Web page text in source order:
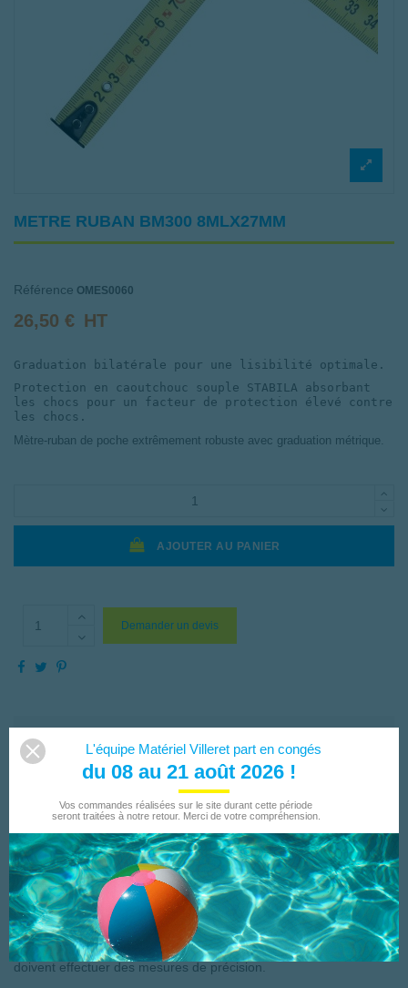
METRE RUBAN BM300 8MLX27MM
Référence OMES0060
26,50 € HT
Graduation bilatérale pour une lisibilité optimale.
Protection en caoutchouc souple STABILA absorbant
les chocs pour un facteur de protection élevé contre
les chocs.
Mètre-ruban de poche extrêmement robuste avec graduation métrique.
AJOUTER AU PANIER
Demander un devis
DESCRIPTION
Le mètre-ruban de poche STABILA BM 300 vous séduira par sa
durabilité remarquable combinée à un confort d’utilisation
maximal. Ce mètre-ruban tient facilement en main et, lors de son
utilisation quotidienne, convainc par son boîtier incassable et son
revêtement résistant. Le crochet SPIKES de STABILA garantit un
maintien sûr sur les pièces, tandis que la graduation double face
facilite grandement la lecture.L’EASY-CLIP arrondi de STABILA
protège votre ceinture ou la poche de votre pantalon. Un outil
sophistiqué et un allié parfait pour tous les professionnels qui
doivent effectuer des mesures de précision.
L'équipe Matériel Villeret part en congés
du 08 au 21 août 2026 !
Vos commandes réalisées sur le site durant cette période
seront traitées à notre retour. Merci de votre compréhension.